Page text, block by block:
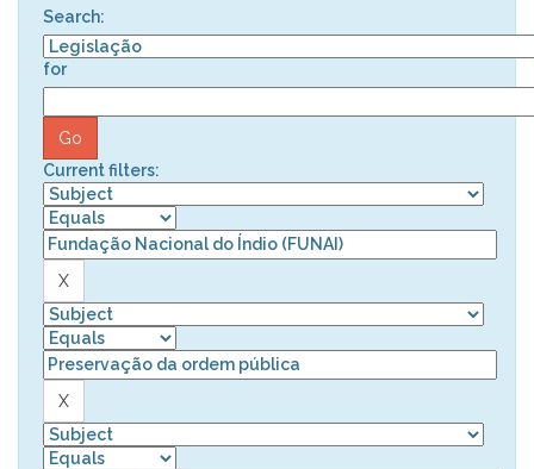
Search:
for
Current filters: